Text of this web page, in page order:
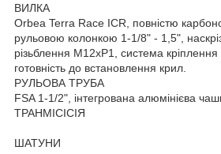
ВИЛКА
Orbea Terra Race ICR, повністю
рульовою колонкою 1-1/8" - 1,5",
різьблення M12xP1, система
готовність до встановлення крил.
РУЛЬОВА ТРУБА
FSA 1-1/2", інтегрована алюмінієва
ТРАНМІСІСІЯ
ШАТУНИ